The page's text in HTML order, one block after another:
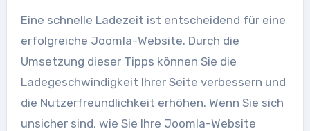
Eine schnelle Ladezeit ist entscheidend für eine
erfolgreiche Joomla-Website. Durch die
Umsetzung dieser Tipps können Sie die
Ladegeschwindigkeit Ihrer Seite verbessern und
die Nutzerfreundlichkeit erhöhen. Wenn Sie sich
unsicher sind, wie Sie Ihre Joomla-Website